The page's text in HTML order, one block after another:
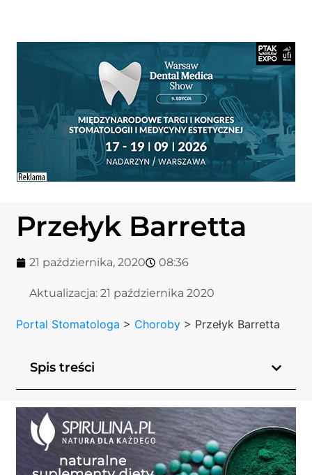
Przełyk Barretta
21 października, 2020 08:36
Aktualizacja:21 października 2020
Portal Stomatologa > Choroby > Przełyk Barretta
Spis treści